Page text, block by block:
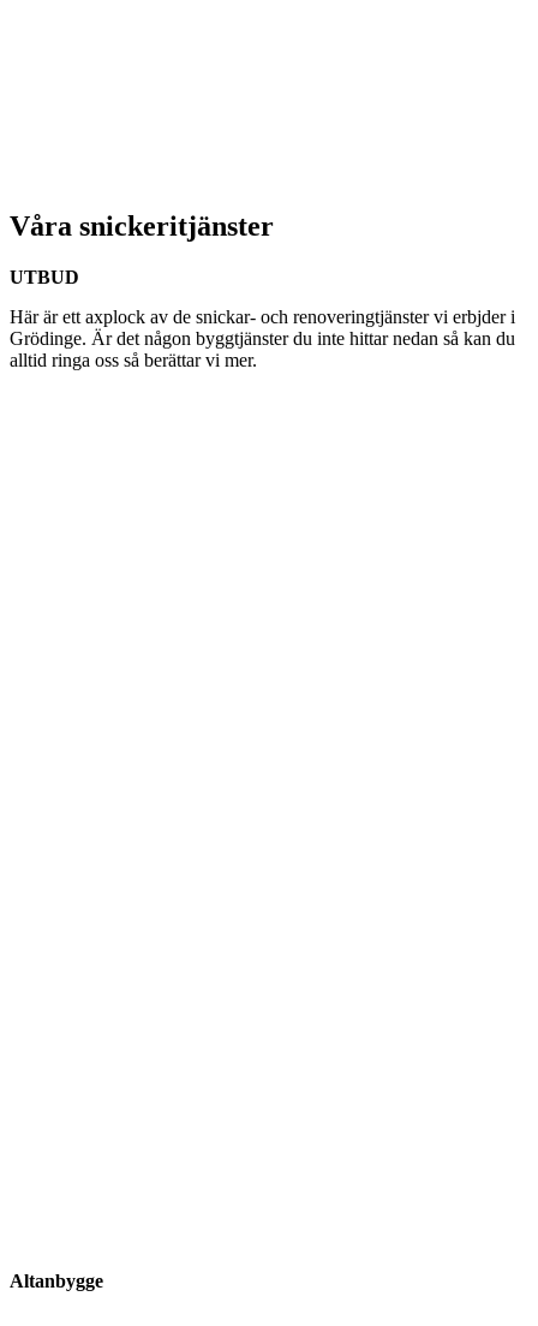
Våra snickeritjänster
UTBUD
Här är ett axplock av de snickar- och renoveringtjänster vi erbjder i
Grödinge. Är det någon byggtjänster du inte hittar nedan så kan du
alltid ringa oss så berättar vi mer.
Altanbygge